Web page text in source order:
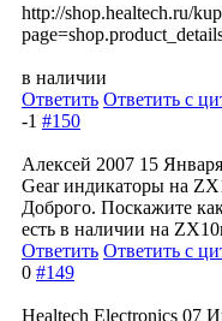
http://shop.healtech.ru/
в наличии
Ответить Ответить с
-1 #150
Алексей 2007 15
Gear индикаторы на
Доброго. Поскажите
есть в наличии на
Ответить Ответить с
0 #149
Healtech Electronics 07